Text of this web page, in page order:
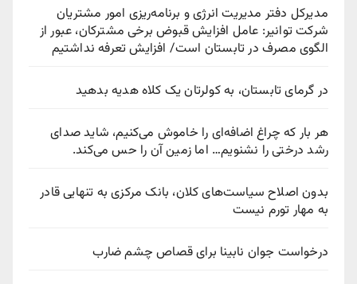
مدیرکل دفتر مدیریت انرژی و برنامه‌ریزی امور مشتریان
شرکت توانیر: عامل افزایش قبوض برخی مشترکان، عبور از
الگوی مصرف در تابستان است/ افزایش تعرفه نداشتیم
در گرمای تابستان، به کولرتان یک کلاه هدیه بدهید
هر بار که چراغ اضافه‌ای را خاموش می‌کنیم، شاید صدای
رشد درختی را نشنویم… اما زمین آن را حس می‌کند.
بدون اصلاح سیاست‌های کلان، بانک مرکزی به تنهایی قادر
به مهار تورم نیست
درخواست جوان نابینا برای قصاص چشم ضارب